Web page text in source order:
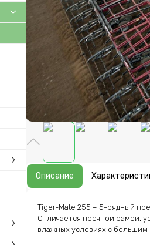
Описание
Tiger-Mate 255 – 5-рядный
Отличается прочной рамой,
влажных условиях с большим